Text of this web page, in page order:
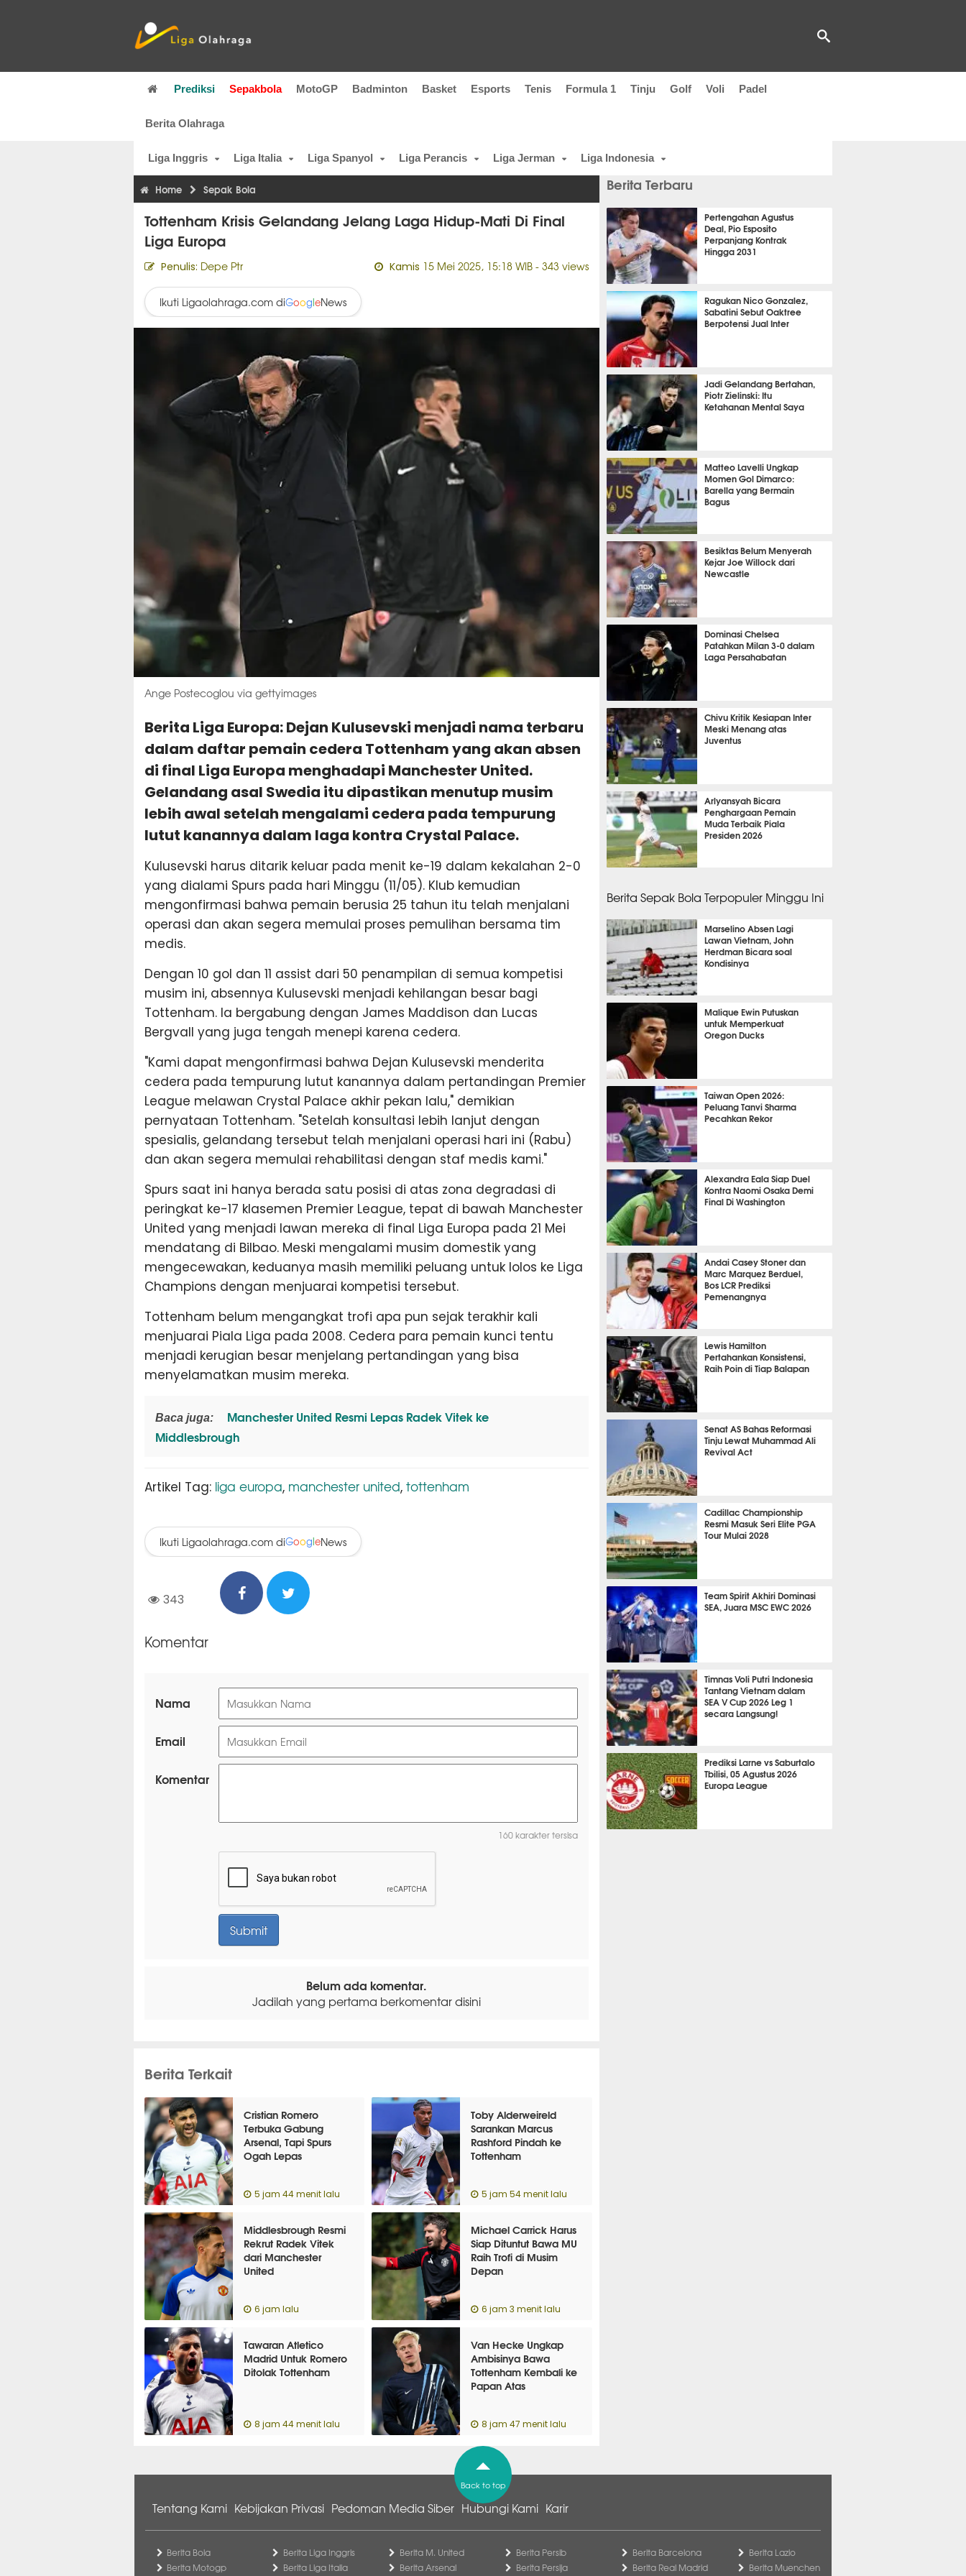
Prediksi Sepakbola MotoGP Badminton Basket Esports Tenis Formula 1 Tinju Golf Voli Padel
Berita Olahraga
Liga Inggris Liga Italia Liga Spanyol Liga Perancis Liga Jerman Liga Indonesia
Home Sepak Bola
Tottenham Krisis Gelandang Jelang Laga Hidup-Mati Di Final
Liga Europa
Penulis: Depe Ptr Kamis 15 Mei 2025, 15:18 WIB- 343 views
Ikuti Ligaolahraga.com diGoogleNews
Ange Postecoglou via gettyimages
Berita Liga Europa: Dejan Kulusevski menjadi nama terbaru
dalam daftar pemain cedera Tottenham yang akan absen
di final Liga Europa menghadapi Manchester United.
Gelandang asal Swedia itu dipastikan menutup musim
lebih awal setelah mengalami cedera pada tempurung
lutut kanannya dalam laga kontra Crystal Palace.
Kulusevski harus ditarik keluar pada menit ke-19 dalam kekalahan 2-0
yang dialami Spurs pada hari Minggu (11/05). Klub kemudian
mengonfirmasi bahwa pemain berusia 25 tahun itu telah menjalani
operasi dan akan segera memulai proses pemulihan bersama tim
medis.
Dengan 10 gol dan 11 assist dari 50 penampilan di semua kompetisi
musim ini, absennya Kulusevski menjadi kehilangan besar bagi
Tottenham. Ia bergabung dengan James Maddison dan Lucas
Bergvall yang juga tengah menepi karena cedera.
"Kami dapat mengonfirmasi bahwa Dejan Kulusevski menderita
cedera pada tempurung lutut kanannya dalam pertandingan Premier
League melawan Crystal Palace akhir pekan lalu," demikian
pernyataan Tottenham. "Setelah konsultasi lebih lanjut dengan
spesialis, gelandang tersebut telah menjalani operasi hari ini (Rabu)
dan akan segera memulai rehabilitasi dengan staf medis kami."
Spurs saat ini hanya berada satu posisi di atas zona degradasi di
peringkat ke-17 klasemen Premier League, tepat di bawah Manchester
United yang menjadi lawan mereka di final Liga Europa pada 21 Mei
mendatang di Bilbao. Meski mengalami musim domestik yang
mengecewakan, keduanya masih memiliki peluang untuk lolos ke Liga
Champions dengan menjuarai kompetisi tersebut.
Tottenham belum mengangkat trofi apa pun sejak terakhir kali
menjuarai Piala Liga pada 2008. Cedera para pemain kunci tentu
menjadi kerugian besar menjelang pertandingan yang bisa
menyelamatkan musim mereka.
Baca juga:
Manchester United Resmi Lepas Radek Vitek ke
Middlesbrough
Artikel Tag: liga europa, manchester united, tottenham
Ikuti Ligaolahraga.com diGoogleNews
343
Komentar
Nama
Email
Komentar
160 karakter tersisa
Belum ada komentar.
Jadilah yang pertama berkomentar disini
Berita Terkait
Cristian Romero
Terbuka Gabung
Arsenal, Tapi Spurs
Ogah Lepas
5 jam 44 menit lalu
Toby Alderweireld
Sarankan Marcus
Rashford Pindah ke
Tottenham
5 jam 54 menit lalu
Middlesbrough Resmi
Rekrut Radek Vitek
dari Manchester
United
6 jam lalu
Michael Carrick Harus
Siap Dituntut Bawa MU
Raih Trofi di Musim
Depan
6 jam 3 menit lalu
Tawaran Atletico
Madrid Untuk Romero
Ditolak Tottenham
8 jam 44 menit lalu
Van Hecke Ungkap
Ambisinya Bawa
Tottenham Kembali ke
Papan Atas
8 jam 47 menit lalu
Berita Terbaru
Pertengahan Agustus
Deal, Pio Esposito
Perpanjang Kontrak
Hingga 2031
1 menit 42 detik lalu
Ragukan Nico Gonzalez,
Sabatini Sebut Oaktree
Berpotensi Jual Inter
7 menit 16 detik lalu
Jadi Gelandang Bertahan,
Piotr Zielinski: Itu
Ketahanan Mental Saya
16 menit 30 detik lalu
Matteo Lavelli Ungkap
Momen Gol Dimarco:
Barella yang Bermain
Bagus
22 menit 14 detik lalu
Besiktas Belum Menyerah
Kejar Joe Willock dari
Newcastle
26 menit 38 detik lalu
Dominasi Chelsea
Patahkan Milan 3-0 dalam
Laga Persahabatan
27 menit 9 detik lalu
Chivu Kritik Kesiapan Inter
Meski Menang atas
Juventus
51 menit 10 detik lalu
Arlyansyah Bicara
Penghargaan Pemain
Muda Terbaik Piala
Presiden 2026
Berita Sepak Bola Terpopuler Minggu Ini
Marselino Absen Lagi
Lawan Vietnam, John
Herdman Bicara soal
Kondisinya
SEPAK BOLA
Malique Ewin Putuskan
untuk Memperkuat
Oregon Ducks
BASKET
Taiwan Open 2026:
Peluang Tanvi Sharma
Pecahkan Rekor
BADMINTON
Alexandra Eala Siap Duel
Kontra Naomi Osaka Demi
Final Di Washington
TENIS
Andai Casey Stoner dan
Marc Marquez Berduel,
Bos LCR Prediksi
Pemenangnya
MOTOGP
Lewis Hamilton
Pertahankan Konsistensi,
Raih Poin di Tiap Balapan
F1
Senat AS Bahas Reformasi
Tinju Lewat Muhammad Ali
Revival Act
TINJU
Cadillac Championship
Resmi Masuk Seri Elite PGA
Tour Mulai 2028
GOLF
Team Spirit Akhiri Dominasi
SEA, Juara MSC EWC 2026
ESPORTS
Timnas Voli Putri Indonesia
Tantang Vietnam dalam
SEA V Cup 2026 Leg 1
secara Langsung!
OLAHRAGA LAIN
Prediksi Larne vs Saburtalo
Tbilisi, 05 Agustus 2026
Europa League
Back to top
Tentang Kami Kebijakan Privasi Pedoman Media Siber Hubungi Kami Karir
Berita Bola
Berita Motogp
Berita Liga Inggris
Berita Liga Italia
Berita M. United
Berita Arsenal
Berita Persib
Berita Persija
Berita Barcelona
Berita Real Madrid
Berita Lazio
Berita Muenchen